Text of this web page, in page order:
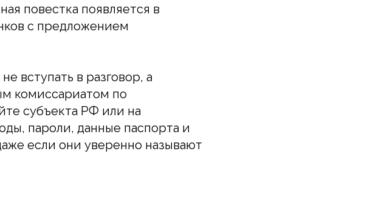
повестка появляется в
с предложением
вступать в разговор, а
комиссариатом по
субъекта РФ или на
пароли, данные паспорта и
если они уверенно называют